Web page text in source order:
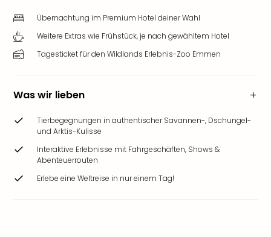
Übernachtung im Premium Hotel deiner Wahl
Weitere Extras wie Frühstück, je nach gewähltem Hotel
Tagesticket für den Wildlands Erlebnis-Zoo Emmen
Was wir lieben
Tierbegegnungen in authentischer Savannen-, Dschungel-
und Arktis-Kulisse
Interaktive Erlebnisse mit Fahrgeschäften, Shows &
Abenteuerrouten
Erlebe eine Weltreise in nur einem Tag!